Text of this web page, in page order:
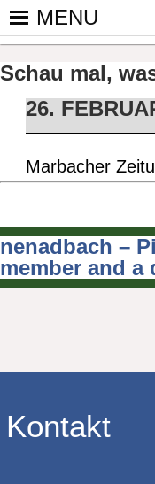
Skip
ist der
Tischtennis –
MENU
Schau mal,
26.
Marbacher
nenadbach –
member and
Kontakt